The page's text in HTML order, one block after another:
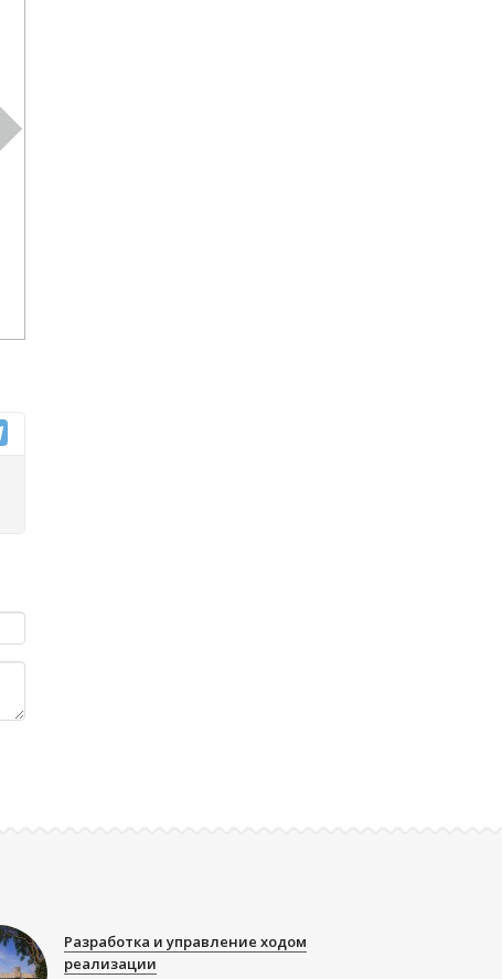
Разработка и управление ходом
реализации